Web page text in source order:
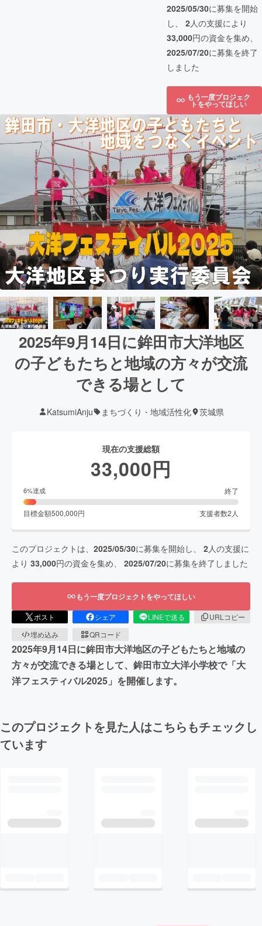
2025/05/30に募集を開始
し、 2人の支援により
33,000円の資金を集め、
2025/07/20に募集を終了
しました
もう一度プロジェク
トをやってほしい
2025年9月14日に鉾田市大洋地区
の子どもたちと地域の方々が交流
できる場として
KatsumiAnju まちづくり・地域活性化 茨城県
現在の支援総額
33,000円
6%達成 終了
目標金額500,000円 支援者数2 人
このプロジェクトは、 2025/05/30に募集を開始し、 2人の支援に
より 33,000円の資金を集め、 2025/07/20に募集を終了しました
もう一度プロジェクトをやってほしい
ポスト シェア LINEで送る
URLコピー
埋め込み
QRコード
2025年9月14日に鉾田市大洋地区の子どもたちと地域の
方々が交流できる場として、鉾田市立大洋小学校で「大
洋フェスティバル2025」を開催します。
このプロジェクトを見た人はこちらもチェックし
ています